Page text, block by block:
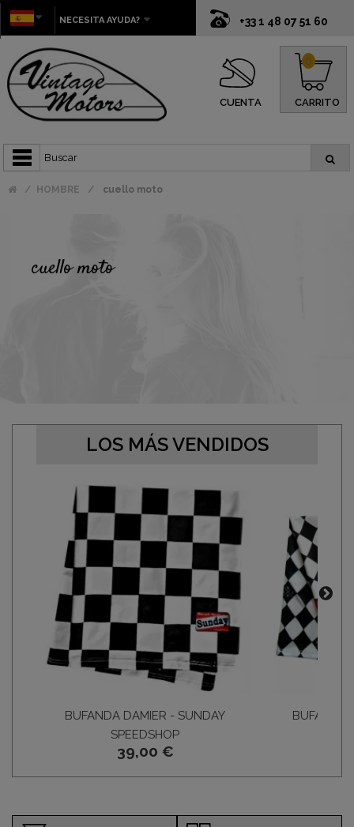
+33 1 48 07 51 60
NECESITA AYUDA?
CUENTA CARRITO
0
HOMBRE cuello moto
cuello moto
LOS MÁS VENDIDOS
BUFANDA DAMIER - SUNDAY
SPEEDSHOP
39,00 €
BUFANDA